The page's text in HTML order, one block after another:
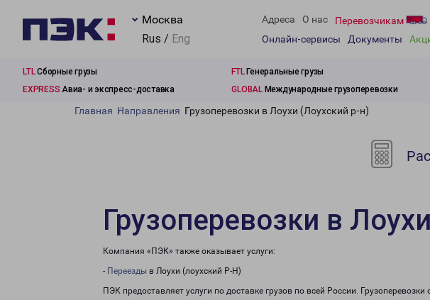
Москва
Rus / Eng
Адреса О нас Перевозчикам
Онлайн-сервисы
Документы
LTLСборные грузы FTLГенеральные грузы
EXPRESS Авиа- и экспресс-доставка GLOBALМеждународные грузоперевозки
Главная Направления Грузоперевозки в Лоухи (Лоухский р-н)
Грузоперевозки в
Компания «ПЭК» также оказывает услуги:
- Переезды в Лоухи (лоухский Р-Н)
ПЭК предоставляет услуги по доставке грузов по всей России.